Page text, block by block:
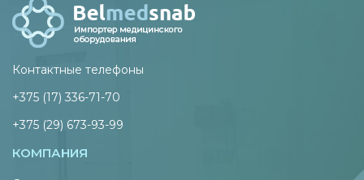
Контактные телефоны
+375 (17) 336-71-70
+375 (29) 673-93-99
КОМПАНИЯ